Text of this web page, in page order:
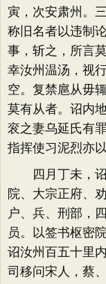
寅，次安肃州。
称旧名者以违制
事，斩之，所言
幸汝州温汤，视
空。复禁扈从毋
莫有从者。诏内
衮之妻乌延氏有
指挥使习泥烈亦以
四月丁未，诏
院、大宗正府、
户、兵、刑部，
员。以签书枢密
诏汝州百五十里
司移问宋人，蔡